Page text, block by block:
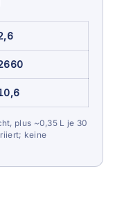
plus ~0,35 L je 30
keine